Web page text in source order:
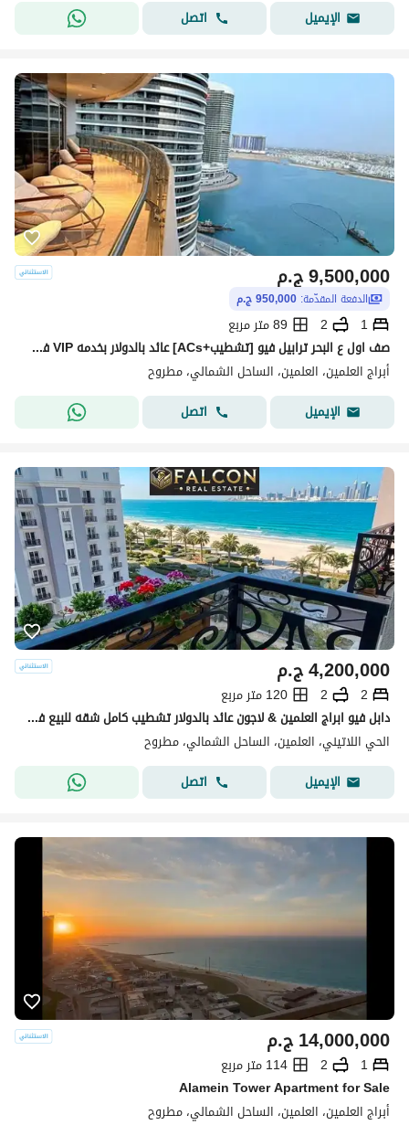
الإيميل
اتصل
ج.م9,500,000
الدفعة المقدّمة: 950,000 ج.م
1
2
89 متر مربع
صف اول ع البحر ترابيل فيو [تشطيب+ACs] عائد بالدولار بخدمه VIP في ابراج العلمين الساحل الشمالي دقايق الي مراسي و هاسيندا Alamein Towers - NORTH COAST
أبراج العلمين، العلمين، الساحل الشمالي، مطروح
الإيميل
اتصل
ج.م4,200,000
2
2
120 متر مربع
دابل فيو ابراج العلمين & لاجون عائد بالدولار تشطيب كامل شقه للبيع في الحي اللاتيني العلمين | Latin Quarter Alamein دقايق من مراسي و مارينا
الحي اللاتيني، العلمين، الساحل الشمالي، مطروح
الإيميل
اتصل
ج.م14,000,000
1
2
114 متر مربع
Alamein Tower Apartment for Sale
أبراج العلمين، العلمين، الساحل الشمالي، مطروح